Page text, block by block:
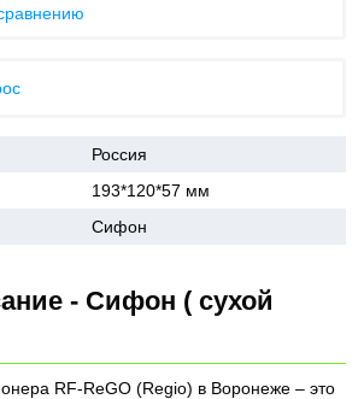
Россия
193*120*57 мм
Сифон
- Сифон ( сухой
RF-ReGO (Regio) в Воронеже – это